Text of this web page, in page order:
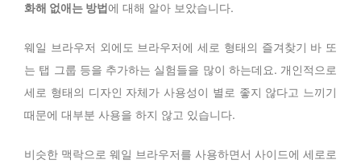
화해 없애는 방법에 대해 알아 보았습니다.
웨일 브라우저 외에도 브라우저에 세로 형태의 즐겨찾기 바 또
는 탭 그룹 등을 추가하는 실험들을 많이 하는데요. 개인적으로
세로 형태의 디자인 자체가 사용성이 별로 좋지 않다고 느끼기
때문에 대부분 사용을 하지 않고 있습니다.
비슷한 맥락으로 웨일 브라우저를 사용하면서 사이드에 세로로